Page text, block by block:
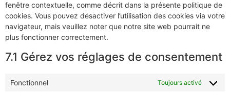
fenêtre contextuelle, comme décrit dans la présente politique de
cookies. Vous pouvez désactiver l’utilisation des cookies via votre
navigateur, mais veuillez noter que notre site web pourrait ne
plus fonctionner correctement.
7.1 Gérez vos réglages de consentement
Fonctionnel Toujours activé